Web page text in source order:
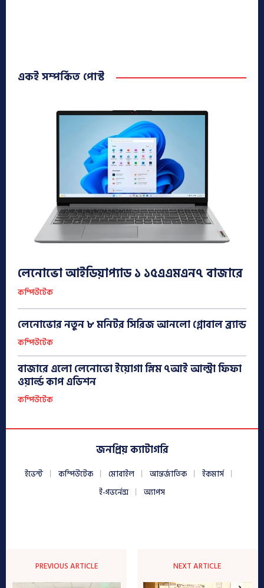
একই সম্পর্কিত পোস্ট
লেনোভো আইডিয়াপ্যাড ১ ১৫এএমএন৭ বাজারে
কম্পিউটেক
লেনোভোর নতুন ৮ মনিটর সিরিজ আনলো গ্লোবাল ব্র্যান্ড
কম্পিউটেক
বাজারে এলো লেনোভো ইয়োগা স্লিম ৭আই আল্ট্রা ফিফা
ওয়ার্ল্ড কাপ এডিশন
কম্পিউটেক
জনপ্রিয় ক্যাটাগরি
ইভেন্ট কম্পিউটেক মোবাইল আন্তর্জাতিক
ইকমার্স
ই-গভর্নেন্স
অ্যাপস
PREVIOUS ARTICLE NEXT ARTICLE